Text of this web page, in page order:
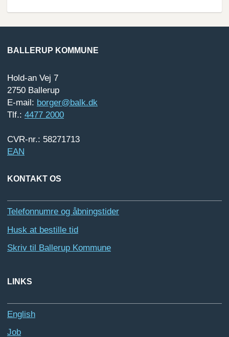
BALLERUP KOMMUNE
Hold-an Vej 7
2750 Ballerup
E-mail: borger@balk.dk
Tlf.: 4477 2000
CVR-nr.: 58271713
EAN
KONTAKT OS
Telefonnumre og åbningstider
Husk at bestille tid
Skriv til Ballerup Kommune
LINKS
English
Job